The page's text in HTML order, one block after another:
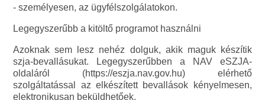
- személyesen, az ügyfélszolgálatokon.
Legegyszerűbb a kitöltő programot használni
Azoknak sem lesz nehéz dolguk, akik maguk készítik
szja-bevallásukat. Legegyszerűbben a NAV eSZJA-
oldaláról (https://eszja.nav.gov.hu) elérhető
szolgáltatással az elkészített bevallások kényelmesen,
elektronikusan beküldhetőek.